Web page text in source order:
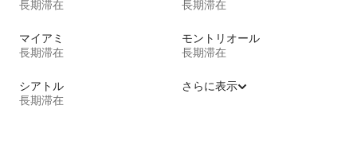
長期滞在
長期滞在
マイアミ
長期滞在
モントリオール
長期滞在
シアトル
長期滞在
さらに表示